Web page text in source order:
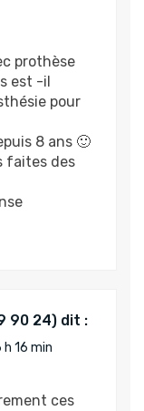
prothèse
est -il
pour
8 ans 🙂
faites des
dit :
h 16 min
ces